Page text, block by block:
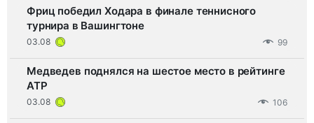
Фриц победил Ходара в финале теннисного
турнира в Вашингтоне
03.08 99
Медведев поднялся на шестое место в рейтинге
ATP
03.08 106